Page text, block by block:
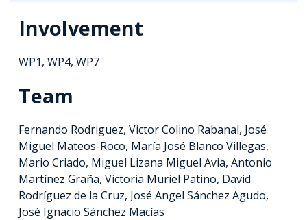
Involvement
WP1, WP4, WP7
Team
Fernando Rodriguez, Victor Colino Rabanal, José
Miguel Mateos-Roco, María José Blanco Villegas,
Mario Criado, Miguel Lizana Miguel Avia, Antonio
Martínez Graña, Victoria Muriel Patino, David
Rodríguez de la Cruz, José Angel Sánchez Agudo,
José Ignacio Sánchez Macías